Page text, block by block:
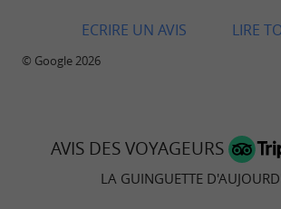
la détente et au plaisir des sens.
L'ambiance décontractée, alliée à
moments conviviaux.
LIRE
ECRIRE UN AVIS
© Google 2026
AVIS DES VOYAGEURS
LA GUINGUETTE